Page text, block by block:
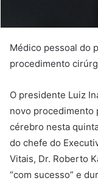
Médico pessoal do
procedimento
O presidente Luiz
novo procedimento
cérebro nesta
do chefe do
Vitais, Dr. Roberto
“com sucesso” e